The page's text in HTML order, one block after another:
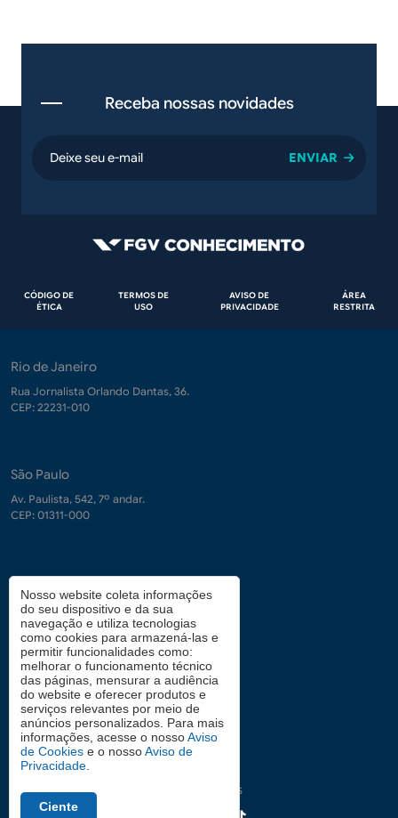
Receba nossas novidades
email
Rodapé
CÓDIGO DE
ÉTICA
TERMOS DE
USO
AVISO DE
PRIVACIDADE
ÁREA
RESTRITA
Rio de Janeiro
Rua Jornalista Orlando Dantas, 36.
CEP: 22231-010
São Paulo
Av. Paulista, 542, 7º andar.
CEP: 01311-000
Contrate-nos
demanda.conhecimento@fgv.br
+ 55 (21) 3799-6066
Atendimento aos candidatos
0800 2834628
Siga nas redes
Nosso website coleta informações
do seu dispositivo e da sua
navegação e utiliza tecnologias
como cookies para armazená-las e
permitir funcionalidades como:
melhorar o funcionamento técnico
das páginas, mensurar a audiência
do website e oferecer produtos e
serviços relevantes por meio de
anúncios personalizados. Para mais
informações, acesse o nossoAviso
de Cookies e o nossoAviso de
Privacidade
Ciente